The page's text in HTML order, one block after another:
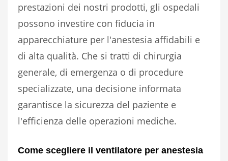
prestazioni dei nostri prodotti, gli ospedali
possono investire con fiducia in
apparecchiature per l'anestesia affidabili e
di alta qualità. Che si tratti di chirurgia
generale, di emergenza o di procedure
specializzate, una decisione informata
garantisce la sicurezza del paziente e
l'efficienza delle operazioni mediche.
Come scegliere il ventilatore per anestesia